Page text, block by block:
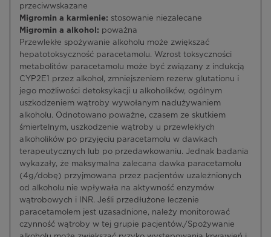
przeciwwskazane
Migromin a karmienie: stosowanie niezalecane
Migromin a alkohol: poważna
Przewlekłe spożywanie alkoholu może zwiększać
hepatotoksyczność paracetamolu. Wzrost toksyczności
metabolitów paracetamolu może być związany z indukcją
CYP2E1 przez alkohol, zmniejszeniem rezerw glutationu i
jego możliwości detoksykacji u alkoholików, ogólnym
uszkodzeniem wątroby wywołanym nadużywaniem
alkoholu. Odnotowano poważne, czasem ze skutkiem
śmiertelnym, uszkodzenie wątroby u przewlekłych
alkoholików po przyjęciu paracetamolu w dawkach
terapeutycznych lub po przedawkowaniu. Jednak badania
wykazały, że maksymalna zalecana dawka paracetamolu
(4g/dobę) przyjmowana przez pacjentów uzależnionych
od alkoholu nie wpływała na aktywność enzymów
wątrobowych i INR. Jeśli przedłużone leczenie
paracetamolem jest uzasadnione, należy monitorować
czynność wątroby w tej grupie pacjentów./Spożywanie